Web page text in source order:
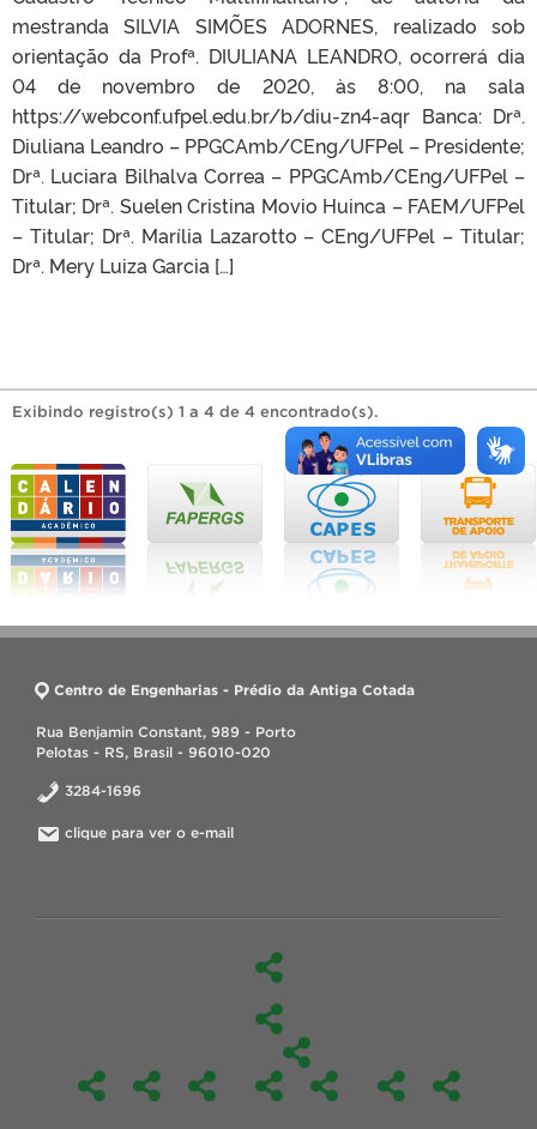
mestranda SILVIA SIMÕES ADORNES, realizado sob
orientação da Profª. DIULIANA LEANDRO, ocorrerá dia
04 de novembro de 2020, às 8:00, na sala
https://webconf.ufpel.edu.br/b/diu-zn4-aqr Banca: Drª.
Diuliana Leandro – PPGCAmb/CEng/UFPel – Presidente;
Drª. Luciara Bilhalva Correa – PPGCAmb/CEng/UFPel –
Titular; Drª. Suelen Cristina Movio Huinca – FAEM/UFPel
– Titular; Drª. Marília Lazarotto – CEng/UFPel – Titular;
Drª. Mery Luiza Garcia […]
Exibindo registro(s) 1 a 4 de 4 encontrado(s).
Centro de Engenharias - Prédio da Antiga Cotada
Rua Benjamin Constant, 989 - Porto
Pelotas - RS, Brasil - 96010-020
3284-1696
clique para ver o e-mail